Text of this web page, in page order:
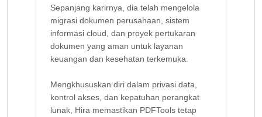
Sepanjang karirnya, dia telah mengelola
migrasi dokumen perusahaan, sistem
informasi cloud, dan proyek pertukaran
dokumen yang aman untuk layanan
keuangan dan kesehatan terkemuka.
Mengkhususkan diri dalam privasi data,
kontrol akses, dan kepatuhan perangkat
lunak, Hira memastikan PDFTools tetap